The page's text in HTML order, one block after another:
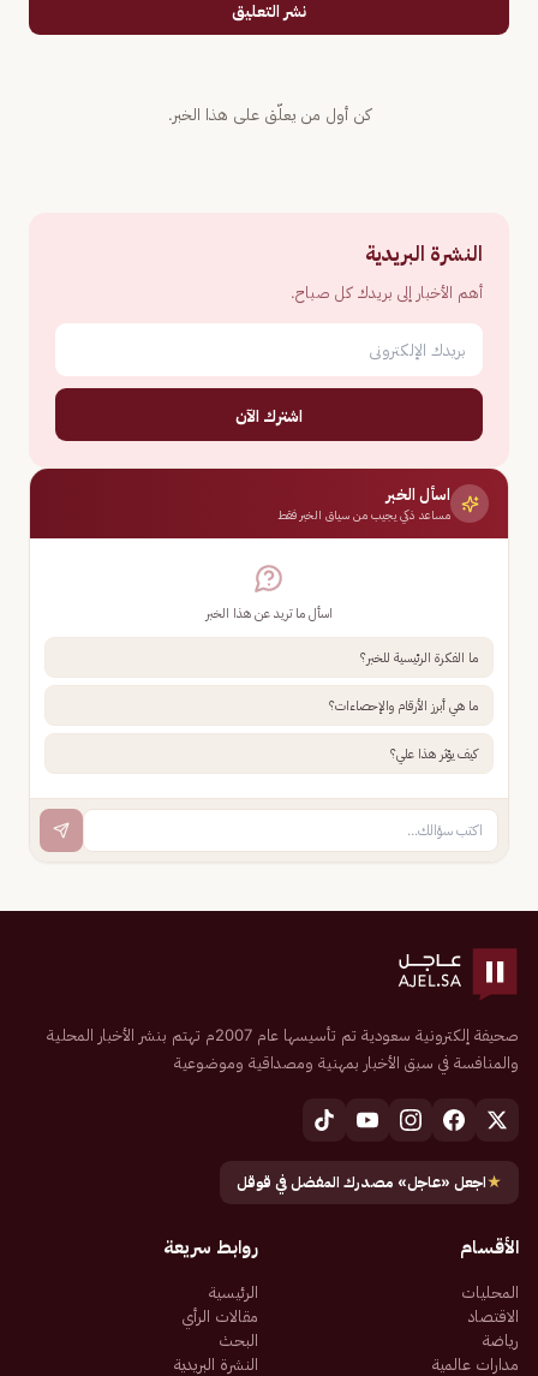
نشر التعليق
كن أول من يعلّق على هذا الخبر.
النشرة البريدية
أهم الأخبار إلى بريدك كل صباح.
اشترك الآن
اسأل الخبر
مساعد ذكي يجيب من سياق الخبر فقط
اسأل ما تريد عن هذا الخبر
ما الفكرة الرئيسية للخبر؟
ما هي أبرز الأرقام والإحصاءات؟
كيف يؤثر هذا علي؟
صحيفة إلكترونية سعودية تم تأسيسها عام 2007م تهتم بنشر الأخبار المحلية
والمنافسة في سبق الأخبار بمهنية ومصداقية وموضوعية
★اجعل «عاجل» مصدرك المفضل في قوقل
الأقسام
المحليات
الاقتصاد
رياضة
مدارات عالمية
روابط سريعة
الرئيسية
مقالات الرأي
البحث
النشرة البريدية